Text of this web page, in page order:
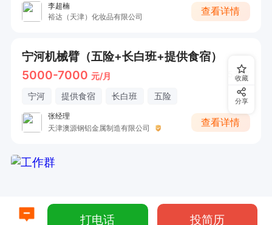
李超楠
裕达（天津）化妆品有限公司
查看详情
宁河机械臂（五险+长白班+提供食宿）
5000-7000 元/月 5天前
宁河 提供食宿 长白班 五险
张经理
天津澳源钢铝金属制造有限公司
查看详情
收藏
分享
打电话 投简历